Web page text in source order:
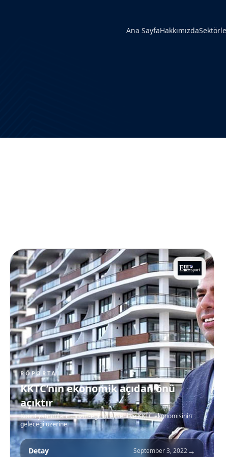
Ana SayfaHakkımızda
RÖPORTAJ
KKTC’nin ekonomik açıdan önü
açıktır
Konut yatırımları, turizm-eğitim ekseni ve KKTC ekonomisinin
geleceği üzerine.
Detay September 3, 2022→